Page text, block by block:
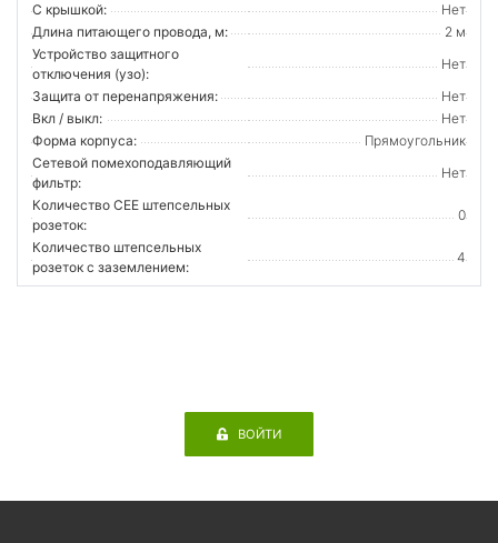
С крышкой:
Нет
Длина питающего провода, м:
2 м
Устройство защитного
отключения (узо):
Нет
Защита от перенапряжения:
Нет
Вкл / выкл:
Нет
Форма корпуса:
Прямоугольник
Сетевой помехоподавляющий
фильтр:
Нет
Количество CEE штепсельных
розеток:
0
Количество штепсельных
розеток с заземлением:
4
ВОЙТИ